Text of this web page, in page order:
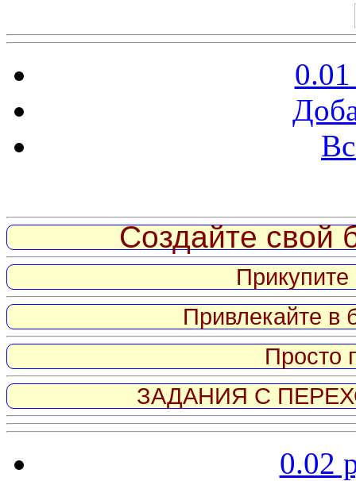
Создайте свой
Привлекайте в
Просто
ЗАДАНИЯ С
0.02